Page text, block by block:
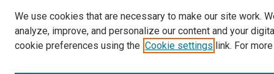
We use cookies that are necessary to make our site work.
analyze, improve, and personalize our content and your
cookie preferences using the Cookie settings link. For